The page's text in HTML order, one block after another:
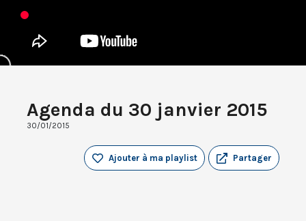
Agenda du 30 janvier 2015
30/01/2015
Partager
Ajouter à ma playlist